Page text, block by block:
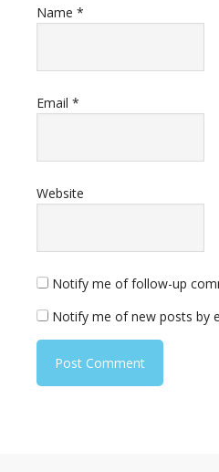
Name *
Email *
Website
Notify me of follow-up
Notify me of new posts by